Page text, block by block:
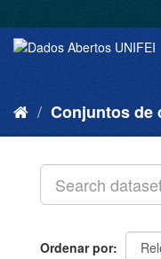
Conjuntos de
Ordenar por